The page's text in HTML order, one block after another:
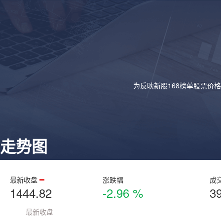
为反映新股168榜单股票价
走势图
最新收盘
1444.82
涨跌幅
-2.96 %
成